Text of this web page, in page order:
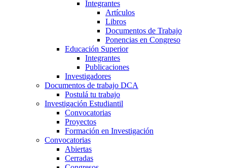
Integrantes
Artículos
Libros
Documentos de Trabajo
Ponencias en Congreso
Educación Superior
Integrantes
Publicaciones
Investigadores
Documentos de trabajo DCA
Postulá tu trabajo
Investigación Estudiantil
Convocatorias
Proyectos
Formación en Investigación
Convocatorias
Abiertas
Cerradas